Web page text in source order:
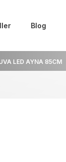
Blog
LED AYNA 85CM